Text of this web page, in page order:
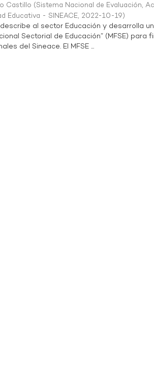
Castillo (Sistema Nacional de Evaluación,
Educativa - SINEACE, 2022-10-19)
al sector Educación y desarrolla
Sectorial de Educación” (MFSE)
del Sineace. El MFSE ...